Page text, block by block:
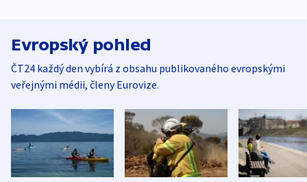
Evropský pohled
ČT24 každý den vybírá z obsahu publikovaného evropskými
veřejnými médii, členy Eurovize.